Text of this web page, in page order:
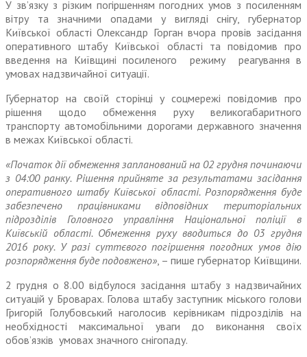
У зв’язку з різким погіршенням погодних умов з посиленням
вітру та значними опадами у вигляді снігу, губернатор
Київської області Олександр Горган вчора провів засідання
оперативного штабу Київської області та повідомив про
введення на Київщині посиленого режиму реагування в
умовах надзвичайної ситуації.
Губернатор на своїй сторінці у соцмережі повідомив про
рішення щодо обмеження руху великогабаритного
транспорту автомобільними дорогами державного значення
в межах Київської області.
«Початок дії обмеження запланований на 02 грудня починаючи
з 04:00 ранку. Рішення прийняте за результатами засідання
оперативного штабу Київської області. Розпорядження буде
забезпечено працівниками відповідних територіальних
підрозділів Головного управління Національної поліції в
Київській області. Обмеження руху вводиться до 03 грудня
2016 року. У разі суттєвого погіршення погодних умов дію
розпорядження буде подовжено», – пише губернатор Київщини.
2 грудня о 8.00 відбулося засідання штабу з надзвичайних
ситуацій у Броварах. Голова штабу заступник міського голови
Григорій Голубовський наголосив керівникам підрозділів на
необхідності максимальної уваги до виконання своїх
обов’язків умовах значного снігопаду.